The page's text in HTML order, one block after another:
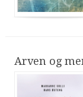
Arven og